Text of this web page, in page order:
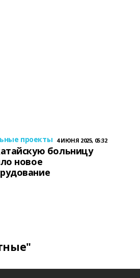
проекты 4 ИЮНЯ 2025, 05:32
больницу
новое